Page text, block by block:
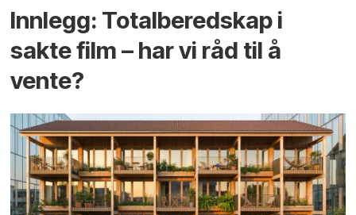
Innlegg: Totalberedskap i
sakte film – har vi råd til å
vente?